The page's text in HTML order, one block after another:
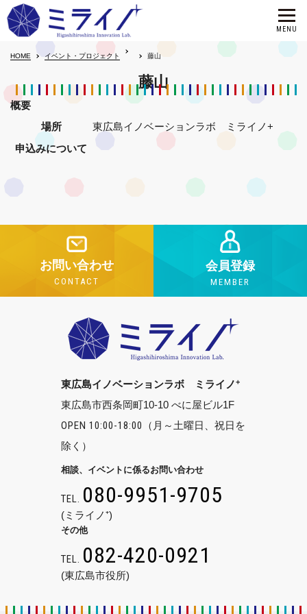
HOME イベント・プロジェクト 藤山
藤山
概要
場所
東広島イノベーションラボ ミライノ+
申込みについて
お問い合わせ
CONTACT
会員登録
MEMBER
東広島イノベーションラボ ミライノ+
東広島市西条岡町10-10 べに屋ビル1F
OPEN 10:00-18:00
（月～土曜日、祝日を
除く）
相談、イベントに係るお問い合わせ
TEL. 080-9951-9705
(ミライノ⁺)
その他
TEL. 082-420-0921
(東広島市役所)